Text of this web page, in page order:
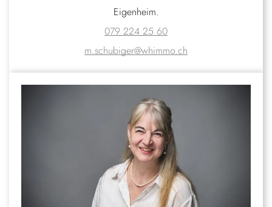
Eigenheim.
079 224 25 60
m.schubiger@whimmo.ch